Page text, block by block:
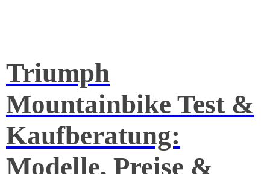
Triumph
Mountainbike Test &
Kaufberatung:
Modelle, Preise &